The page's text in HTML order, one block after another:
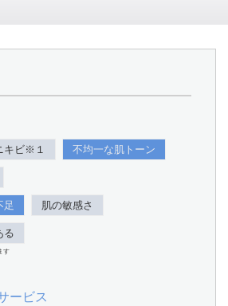
キビ※１ 不均一な肌トーン
足 肌の敏感さ
る
す
ービス